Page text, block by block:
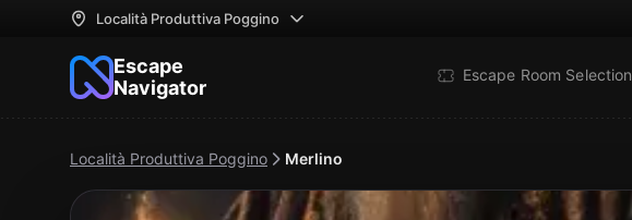
Località Produttiva Poggino
Escape
Navigator
Escape Room Selection
Località Produttiva Poggino Merlino